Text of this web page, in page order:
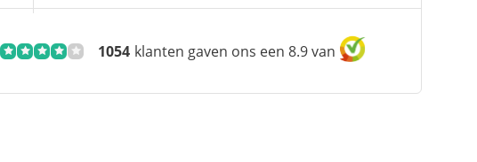
1054 klanten gaven ons een 8.9 van